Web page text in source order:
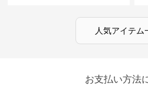
人気アイテム
お支払い方法